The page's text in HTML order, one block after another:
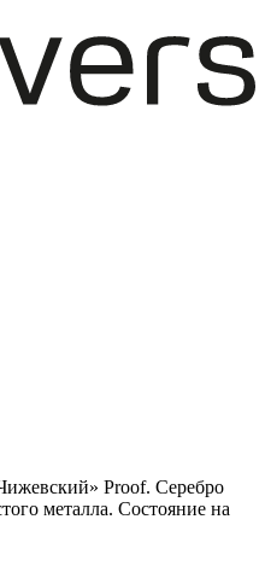
Proof. Серебро
металла. Состояние на